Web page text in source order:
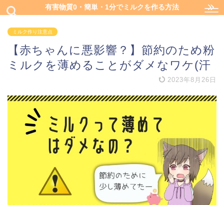
有害物質0・簡単・1分でミルクを作る方法
ミルク作り注意点
【赤ちゃんに悪影響？】節約のため粉
ミルクを薄めることがダメなワケ(汗
2023年8月26日